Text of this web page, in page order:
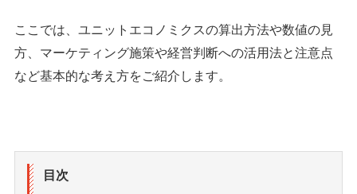
ここでは、ユニットエコノミクスの算出方法や数値の見
方、マーケティング施策や経営判断への活用法と注意点
など基本的な考え方をご紹介します。
目次